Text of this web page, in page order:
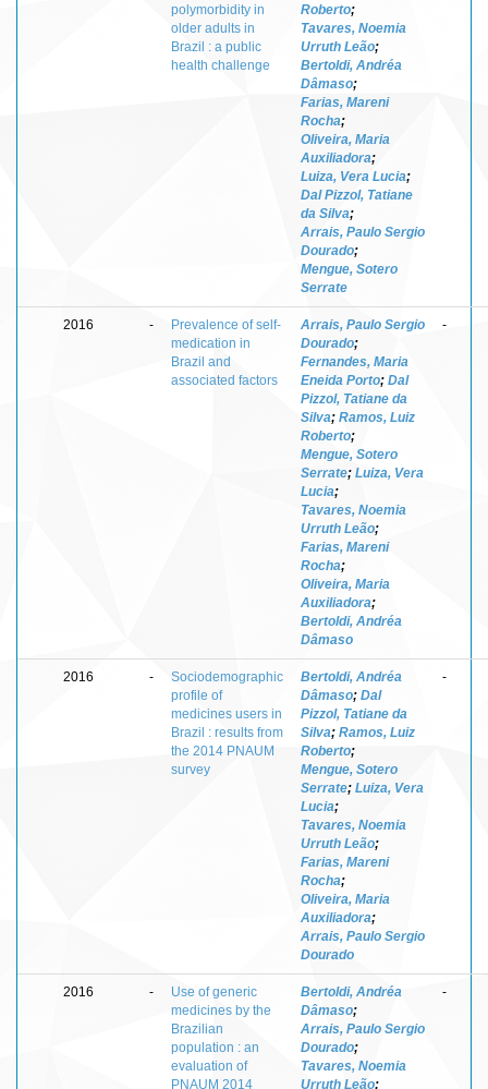
polymorbidity in
older adults in
Brazil : a public
health challenge
Roberto;
Tavares, Noemia
Urruth Leão;
Bertoldi, Andréa
Dâmaso;
Farias, Mareni
Rocha;
Oliveira, Maria
Auxiliadora;
Luiza, Vera Lucia;
Dal Pizzol, Tatiane
da Silva;
Arrais, Paulo Sergio
Dourado;
Mengue, Sotero
Serrate
2016 -
Prevalence of self-
medication in
Brazil and
associated factors
Arrais, Paulo Sergio
Dourado;
Fernandes, Maria
Eneida Porto; Dal
Pizzol, Tatiane da
Silva; Ramos, Luiz
Roberto;
Mengue, Sotero
Serrate; Luiza, Vera
Lucia;
Tavares, Noemia
Urruth Leão;
Farias, Mareni
Rocha;
Oliveira, Maria
Auxiliadora;
Bertoldi, Andréa
Dâmaso
-
2016 -
Sociodemographic
profile of
medicines users in
Brazil : results from
the 2014 PNAUM
survey
Bertoldi, Andréa
Dâmaso; Dal
Pizzol, Tatiane da
Silva; Ramos, Luiz
Roberto;
Mengue, Sotero
Serrate; Luiza, Vera
Lucia;
Tavares, Noemia
Urruth Leão;
Farias, Mareni
Rocha;
Oliveira, Maria
Auxiliadora;
Arrais, Paulo Sergio
Dourado
-
2016 -
Use of generic
medicines by the
Brazilian
population : an
evaluation of
PNAUM 2014
Bertoldi, Andréa
Dâmaso;
Arrais, Paulo Sergio
Dourado;
Tavares, Noemia
Urruth Leão;
-